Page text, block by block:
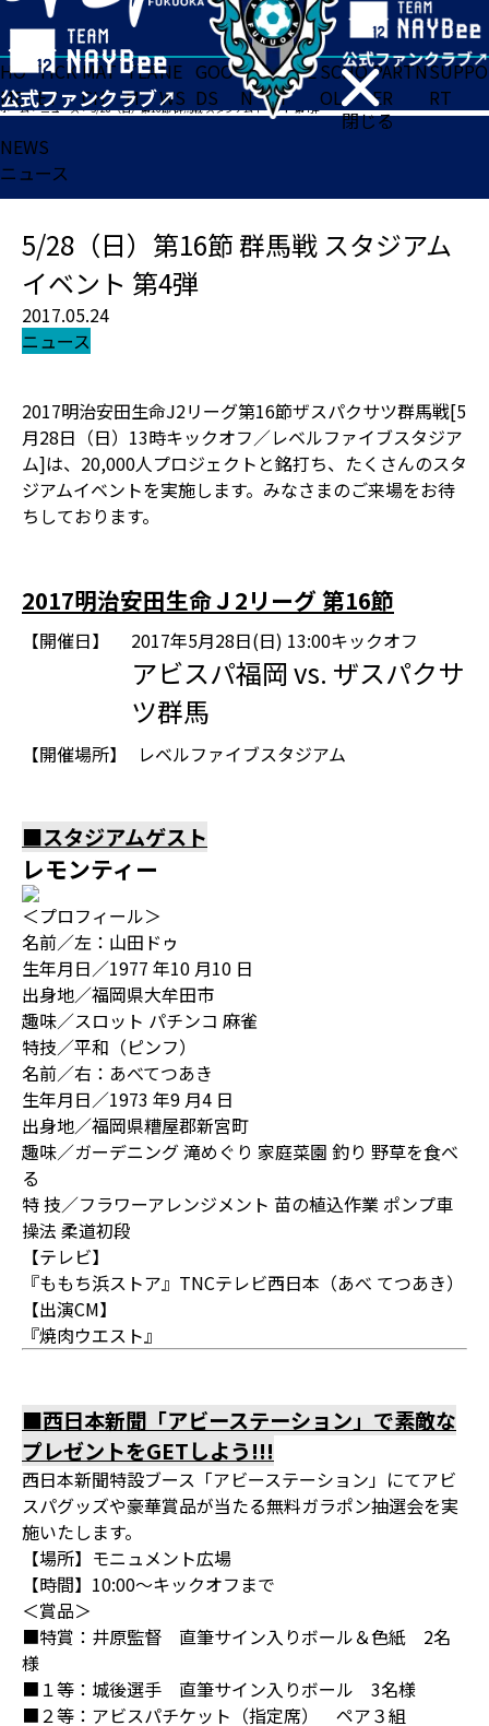
閉じる
HO
ME
TICK
ET
MAT
CH
TEA
M
NE
WS
GOO
DS
FA
N
ACADE
MY
SCHO
OL
PARTN
ER
SUPPO
RT
ホーム>ニュース>5/28（日）第16節 群馬戦 スタジアムイベント 第4弾
NEWS
ニュース
5/28（日）第16節 群馬戦 スタジアム
イベント 第4弾
2017.05.24
ニュース
2017明治安田生命J2リーグ第16節ザスパクサツ群馬戦[5
月28日（日）13時キックオフ／レベルファイブスタジア
ム]は、20,000人プロジェクトと銘打ち、たくさんのスタ
ジアムイベントを実施します。みなさまのご来場をお待
ちしております。
2017明治安田生命Ｊ2リーグ 第16節
【開催日】 2017年5月28日(日) 13:00キックオフ
アビスパ福岡 vs. ザスパクサ
ツ群馬
【開催場所】 レベルファイブスタジアム
■スタジアムゲスト
レモンティー
＜プロフィール＞
名前／左：山田ドゥ
生年月日／1977 年10 月10 日
出身地／福岡県大牟田市
趣味／スロット パチンコ 麻雀
特技／平和（ピンフ）
名前／右：あべてつあき
生年月日／1973 年9 月4 日
出身地／福岡県糟屋郡新宮町
趣味／ガーデニング 滝めぐり 家庭菜園 釣り 野草を食べ
る
特 技／フラワーアレンジメント 苗の植込作業 ポンプ車
操法 柔道初段
【テレビ】
『ももち浜ストア』TNCテレビ西日本（あべ てつあき）
【出演CM】
『焼肉ウエスト』
■西日本新聞「アビーステーション」で素敵な
プレゼントをGETしよう!!!
西日本新聞特設ブース「アビーステーション」にてアビ
スパグッズや豪華賞品が当たる無料ガラポン抽選会を実
施いたします。
【場所】モニュメント広場
【時間】10:00～キックオフまで
＜賞品＞
■特賞：井原監督 直筆サイン入りボール＆色紙 2名
様
■１等：城後選手 直筆サイン入りボール 3名様
■２等：アビスパチケット（指定席） ペア３組